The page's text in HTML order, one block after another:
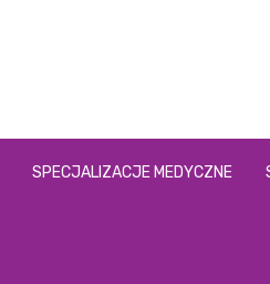
SPECJALIZACJE MEDYCZNE